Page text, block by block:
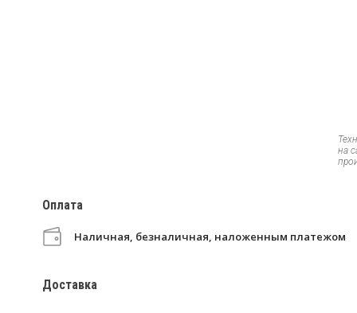
на
Оплата
Наличная, безналичная, наложенным платежом
Доставка